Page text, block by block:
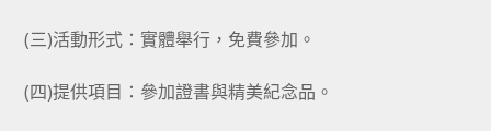
(三)活動形式：實體舉行，免費參加。
(四)提供項目：參加證書與精美紀念品。